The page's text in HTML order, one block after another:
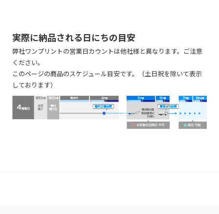
イヤーは鍵をつけたままにしてください。
のガイド、レイヤー名設定を参考にデータを作成してください。
・印刷：印刷したいデザインを入れてください。
・素材で「透明PET」を選択した場合の確認事項
[白印刷]レイヤーおよび白印刷用データを作成してください。([印刷]レ
イヤーと区分)
白印刷用データ作成の詳細については、下記の"<3>白印刷データを作成
白印刷をすればシンプルかつ高級感のある名刺に仕上がります。
実際に納品される日にちの目安
弊社ワンプリントの営業日カウントは他社様と異なります。ご注意
ください。
このページの商品のスケジュール目安です。（土日祝を除いて表示
しております）